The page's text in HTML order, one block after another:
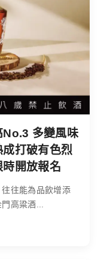
No.3 多變風味
打破有色烈
開放報名
往能為品飲增添
高粱酒...